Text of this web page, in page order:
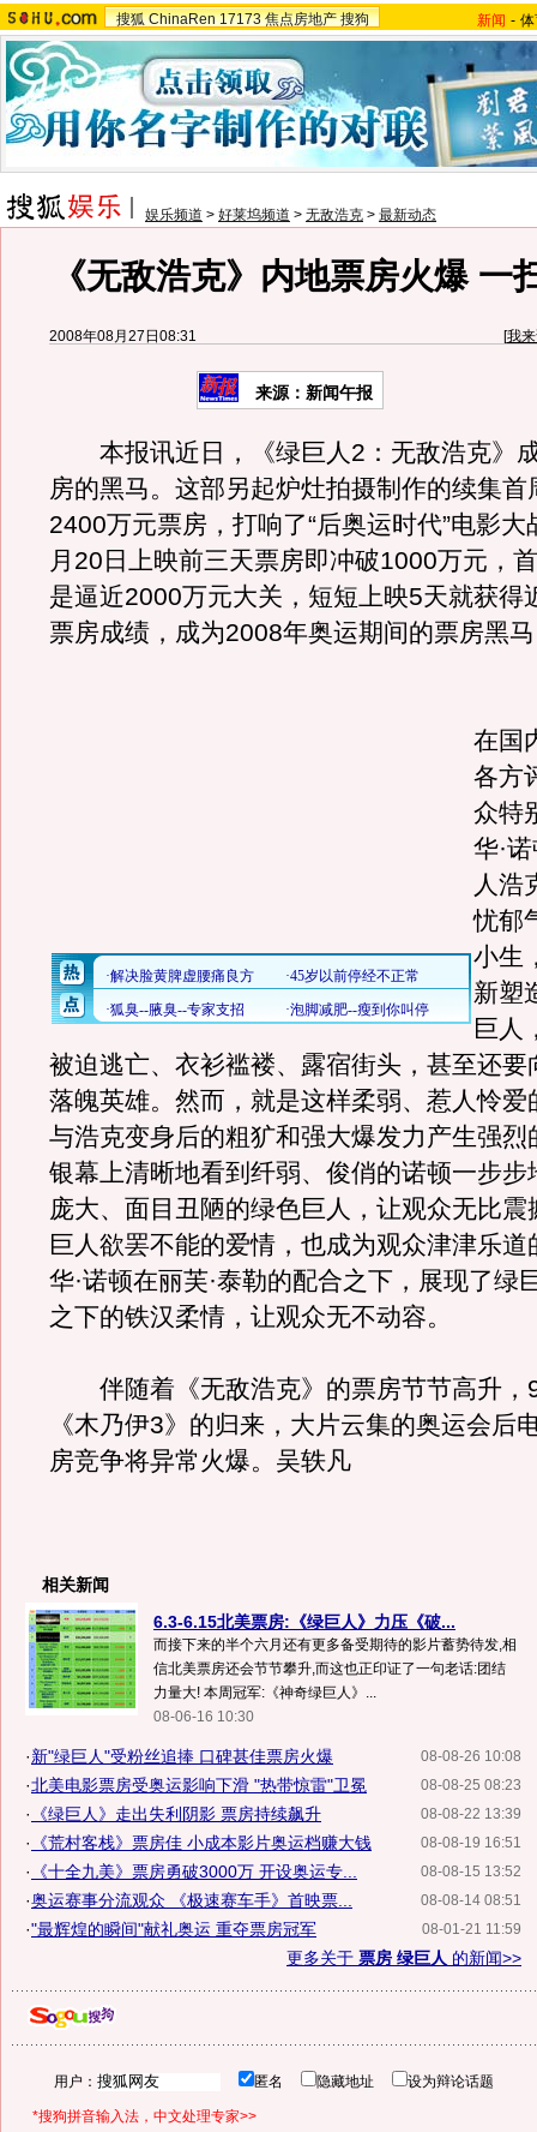
搜狐 ChinaRen 17173 焦点房地产 搜狗 新闻 -
娱乐频道 > 好莱坞频道 > 无敌浩克 > 最新动态
《无敌浩克》内地票房火爆 一
2008年08月27日08:31 [我
来源：新闻午报
本报讯近日，《绿巨人2：无敌浩克》
房的黑马。这部另起炉灶拍摄制作的续集首
2400万元票房，打响了“后奥运时代”电影大
月20日上映前三天票房即冲破1000万元，
是逼近2000万元大关，短短上映5天就获得
票房成绩，成为2008年奥运期间的票房黑
在国
各方
众特
华·
人浩
忧郁
小生
新塑
巨人
被迫逃亡、衣衫褴褛、露宿街头，甚至还要
落魄英雄。然而，就是这样柔弱、惹人怜爱
与浩克变身后的粗犷和强大爆发力产生强烈
银幕上清晰地看到纤弱、俊俏的诺顿一步步
庞大、面目丑陋的绿色巨人，让观众无比震
巨人欲罢不能的爱情，也成为观众津津乐道
华·诺顿在丽芙·泰勒的配合之下，展现了绿
之下的铁汉柔情，让观众无不动容。
伴随着《无敌浩克》的票房节节高升，
《木乃伊3》的归来，大片云集的奥运会后
房竞争将异常火爆。吴轶凡
相关新闻
6.3-6.15北美票房:《绿巨人》力压《破...
而接下来的半个六月还有更多备受期待的影片蓄势待发,相
信北美票房还会节节攀升,而这也正印证了一句老话:团结
力量大! 本周冠军:《神奇绿巨人》...
08-06-16 10:30
08-08-26 10:08
·新"绿巨人"受粉丝追捧 口碑甚佳票房火爆
08-08-25 08:23
·北美电影票房受奥运影响下滑 "热带惊雷"卫冕
08-08-22 13:39
· 《绿巨人》走出失利阴影 票房持续飙升
08-08-19 16:51
· 《荒村客栈》票房佳 小成本影片奥运档赚大钱
08-08-15 13:52
· 《十全九美》票房勇破3000万 开设奥运专...
08-08-14 08:51
·奥运赛事分流观众 《极速赛车手》首映票...
08-01-21 11:59
·"最辉煌的瞬间"献礼奥运 重夺票房冠军
更多关于 票房 绿巨人 的新闻>>
用户： 匿名 隐藏地址 设为辩论话题
*搜狗拼音输入法，中文处理专家>>